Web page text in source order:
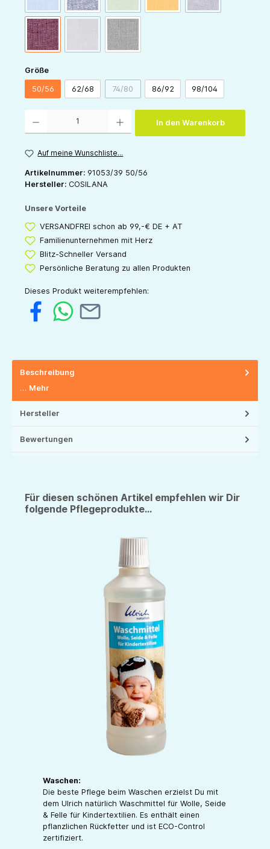
weinrot-meliertrosa-meliert
(Diese Option ist zurzeit nicht verfügbar.)
grau-meliert
Größeauswählen
50/56 62/68 74/80(Diese Option ist zurzeit nicht verfügbar.)
86/92 98/104
In den Warenkorb
Auf meine Wunschliste...
Artikelnummer: 91053/39 50/56
Hersteller: COSILANA
Unsere Vorteile
VERSANDFREI schon ab 99,-€ DE + AT
Familienunternehmen mit Herz
Blitz-Schneller Versand
Persönliche Beratung zu allen Produkten
Dieses Produkt weiterempfehlen:
Beschreibung
… Mehr
Hersteller
Bewertungen
Für diesen schönen Artikel empfehlen wir Dir
folgende Pflegeprodukte...
Waschen:
Die beste Pflege beim Waschen erzielst Du mit
dem Ulrich natürlich Waschmittel für Wolle, Seide
& Felle für Kindertextilien. Es enthält einen
pflanzlichen Rückfetter und ist ECO-Control
zertifiziert.